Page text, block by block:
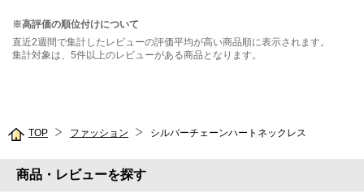
※高評価の順位付けについて
直近2週間で集計したレビューの評価平均が高い商品順に表示されます。
集計対象は、5件以上のレビューがある商品となります。
TOP ファッション シルバーチェーンハートネックレス
商品・レビューを探す